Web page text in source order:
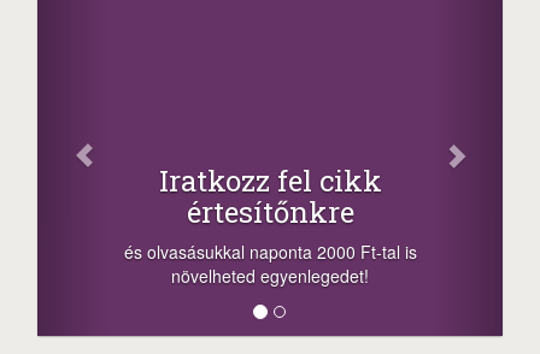
fel cikk
naponta 2000 Ft-tal is
növelheted egyenlegedet!
Oszd
megosztási